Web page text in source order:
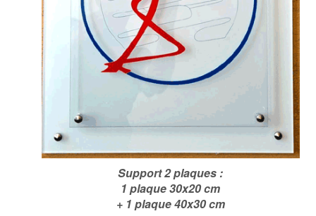
Support 2 plaques :
1 plaque 30x20 cm
+ 1 plaque 40x30 cm